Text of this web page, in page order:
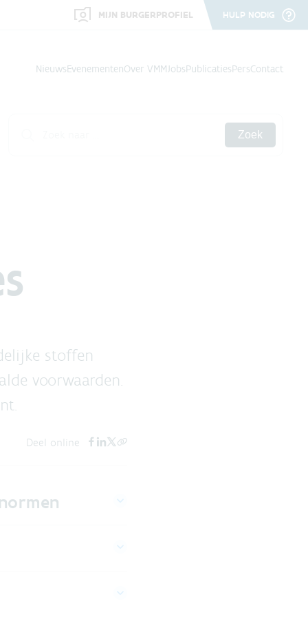
MIJN BURGERPROFIEL HULP NODIG
NieuwsEvenementenOver VMMJobsPublicatiesPersContact
Zoek
stoffen
voorwaarden.
Deel online